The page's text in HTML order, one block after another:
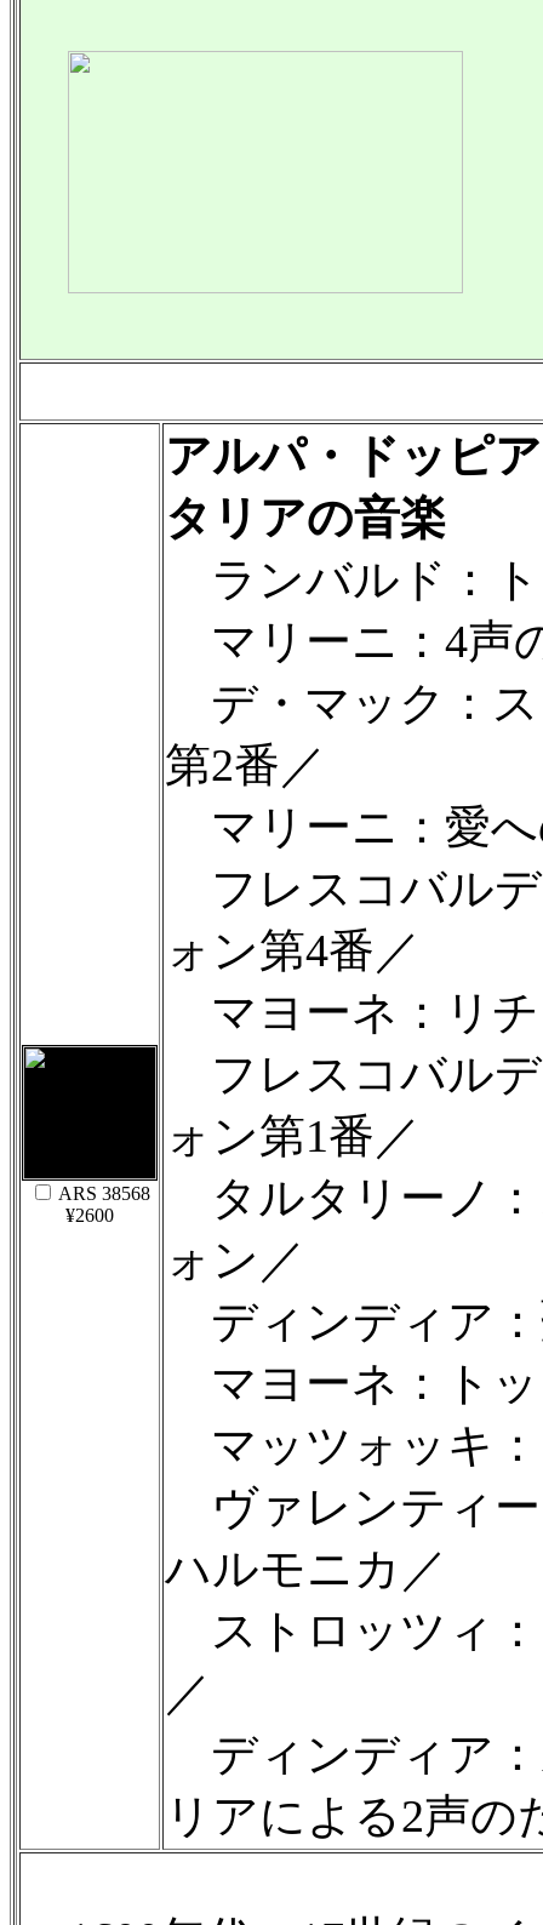
ARS 38568
¥2600
アルパ・ドッピ
タリアの音楽
ランバルド：
マリーニ：4声
デ・マック：
第2番／
マリーニ：愛
フレスコバル
ォン第4番／
マヨーネ：リ
フレスコバル
ォン第1番／
タルタリーノ
ォン／
ディンディア
マヨーネ：ト
マッツォッキ
ヴァレンティ
ハルモニカ／
ストロッツィ
／
ディンディア
リアによる2声の